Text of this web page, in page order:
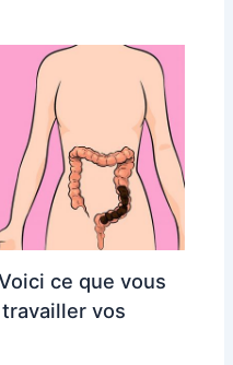
ce que vous
vos